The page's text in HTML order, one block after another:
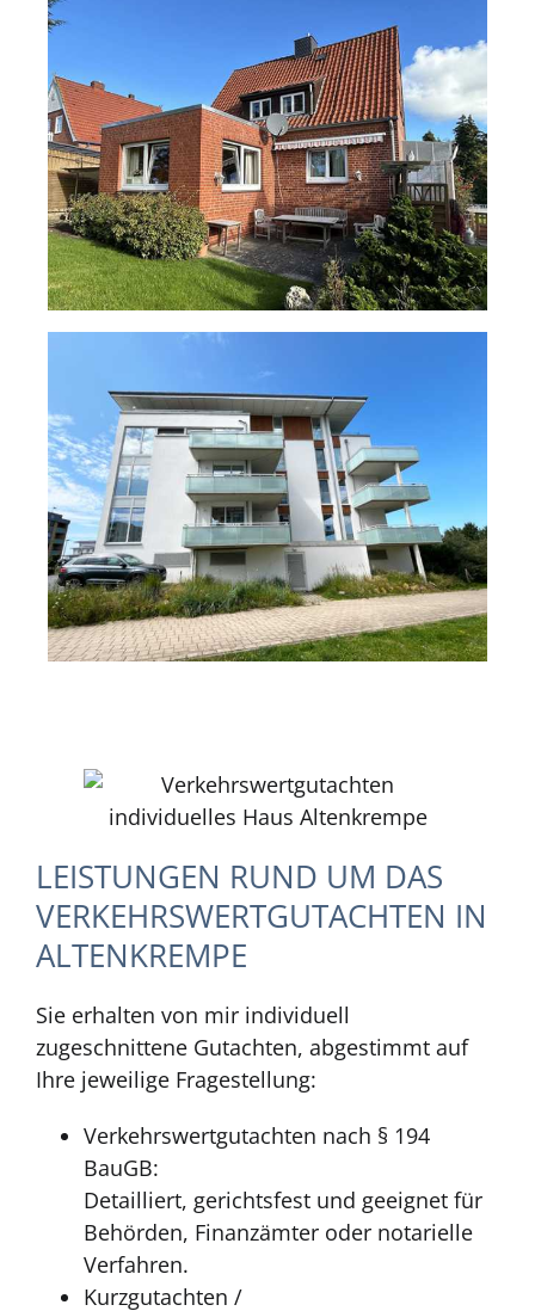
LEISTUNGEN RUND UM DAS
VERKEHRSWERTGUTACHTEN IN
ALTENKREMPE
Sie erhalten von mir individuell
zugeschnittene Gutachten, abgestimmt auf
Ihre jeweilige Fragestellung:
Verkehrswertgutachten nach § 194
BauGB:
Detailliert, gerichtsfest und geeignet für
Behörden, Finanzämter oder notarielle
Verfahren.
Kurzgutachten /